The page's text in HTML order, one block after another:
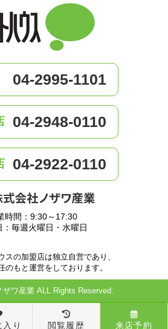
04-2995-1101
04-2948-0110
04-2922-0110
時間：9:30～17:30
：毎週火曜日・水曜日
の加盟店は独立自営であり、
のもと運営をしております。
ザワ産業 ALL Rights Reserved.
入り 閲覧履歴 来店予約